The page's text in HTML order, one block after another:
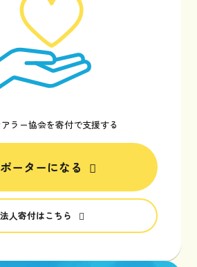
ラー協会を寄付で支援する
ーターになる
法人寄付はこちら